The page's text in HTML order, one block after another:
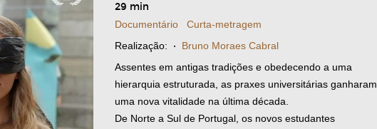
29 min
Documentário
Curta-metragem
Realização: · Bruno Moraes Cabral
Assentes em antigas tradições e obedecendo a uma
hierarquia estruturada, as praxes universitárias ganharam
uma nova vitalidade na última década.
De Norte a Sul de Portugal, os novos estudantes